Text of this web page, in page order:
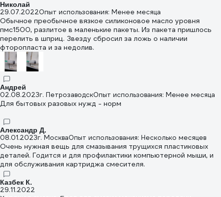
Николай
29.07.2022Опыт использования: Менее месяца
Обычное преобычное вязкое силиконовое масло уровня
пмс1500, разлитое в маленькие пакеты. Из пакета пришлось
перелить в шприц. Звезду сбросил за ложь о наличии
фторопласта и за недолив.
Андрей
02.08.2023г. ПетрозаводскОпыт использования: Менее месяца
Для бытовых разовых нужд - норм
Александр Д.
08.01.2023г. МоскваОпыт использования: Несколько месяцев
Очень нужная вещь для смазывания трущихся пластиковых
деталей. Годится и для профилактики компьютерной мыши, и
для обслуживания картриджа смесителя.
Казбек К.
29.11.2022